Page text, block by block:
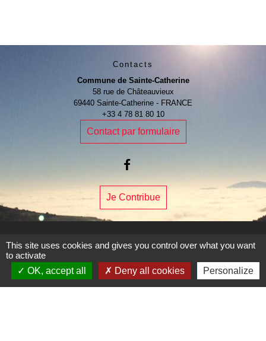
Contacts
Commune de Sainte-Catherine
58 rue de Châteauvieux
69440 Sainte-Catherine - FRANCE
+33 4 78 81 80 10
Contact par formulaire
Je Contribue
Liens
This site uses cookies and gives you control over what you want
to activate
OK, accept all
Deny all cookies Personalize